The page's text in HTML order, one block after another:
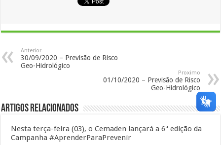
Anterior
30/09/2020 – Previsão de Risco
Geo-Hidrológico
Proximo
01/10/2020 – Previsão de Risco
Geo-Hidrológico
Artigos Relacionados
Nesta terça-feira (03), o Cemaden lançará a 6ª edição da
Campanha #AprenderParaPrevenir